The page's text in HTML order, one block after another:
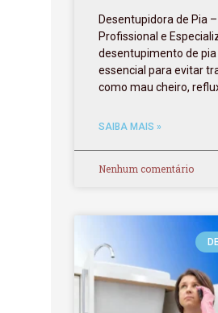
Desentupidora de Pia
Profissional e
desentupimento de
essencial para evitar
como mau cheiro,
SAIBA MAIS »
Nenhum comentário